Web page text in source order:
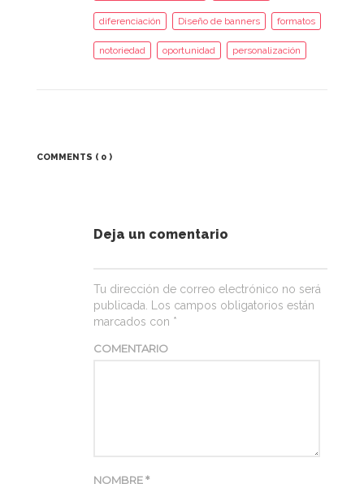
diferenciación Diseño de banners formatos
notoriedad oportunidad personalización
COMMENTS ( 0 )
Deja un comentario
Tu dirección de correo electrónico no será
publicada.
Los campos obligatorios están
marcados con *
COMENTARIO
NOMBRE*